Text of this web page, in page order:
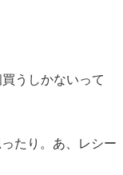
うしかないって
たり。あ、レシー